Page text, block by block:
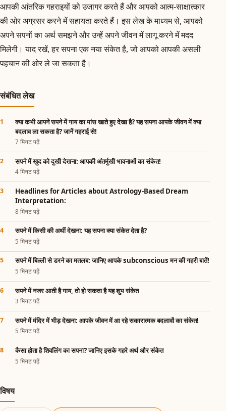
आपकी आंतरिक गहराइयों को उजागर करते हैं और आपको आत्म-साक्षात्कार
की ओर अग्रसर करने में सहायता करते हैं। इस लेख के माध्यम से, आपको
अपने सपनों का अर्थ समझने और उन्हें अपने जीवन में लागू करने में मदद
मिलेगी। याद रखें, हर सपना एक नया संकेत है, जो आपको आपकी असली
पहचान की ओर ले जा सकता है।
संबंधित लेख
क्या कभी आपने सपने में गाय का मांस खाते हुए देखा है? यह सपना आपके जीवन में क्या
बदलाव ला सकता है? जानें गहराई से!
7 मिनट पढ़ें
सपने में खुद को दुखी देखना: आपकी अंतर्मुखी भावनाओं का संकेत!
4 मिनट पढ़ें
Headlines for Articles about Astrology-Based Dream
Interpretation:
8 मिनट पढ़ें
सपने में किसी की अर्थी देखना: यह सपना क्या संकेत देता है?
5 मिनट पढ़ें
सपने में बिल्ली से डरने का मतलब: जानिए आपके subconscious मन की गहरी बातें!
5 मिनट पढ़ें
सपने में नजर आती है गाय, तो हो सकता है यह शुभ संकेत
3 मिनट पढ़ें
सपने में मंदिर में भीड़ देखना: आपके जीवन में आ रहे सकारात्मक बदलावों का संकेत!
5 मिनट पढ़ें
कैसा होता है शिवलिंग का सपना? जानिए इसके गहरे अर्थ और संकेत
5 मिनट पढ़ें
विषय